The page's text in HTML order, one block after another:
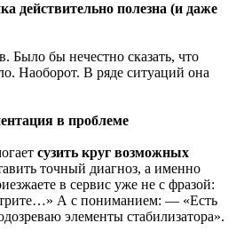
действительно полезна (и даже
Было бы нечестно сказать, что
Наоборот. В ряде ситуаций она
в проблеме
сузить круг возможных
точный диагноз, а именно
в сервис уже не с фразой:
А с пониманием: — «Есть
элементы стабилизатора».